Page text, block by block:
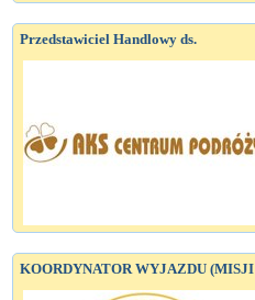
Przedstawiciel Handlowy ds.
KOORDYNATOR WYJAZDU (MISJI